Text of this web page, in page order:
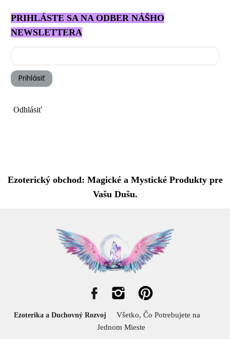
PRIHLÁSTE SA NA ODBER NÁŠHO
NEWSLETTERA
Prihlásiť
Odhlásiť
Ezoterický obchod: Magické a Mystické Produkty pre
Vašu Dušu.
Ezoterika a Duchovný Rozvoj
Všetko, Čo Potrebujete na
Jednom Mieste